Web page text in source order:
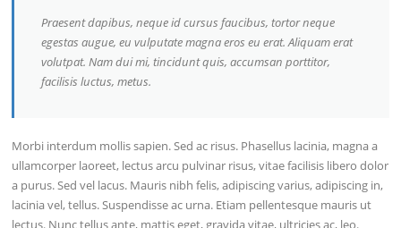
Praesent dapibus, neque id cursus faucibus, tortor neque
egestas augue, eu vulputate magna eros eu erat. Aliquam erat
volutpat. Nam dui mi, tincidunt quis, accumsan porttitor,
facilisis luctus, metus.
Morbi interdum mollis sapien. Sed ac risus. Phasellus lacinia, magna a
ullamcorper laoreet, lectus arcu pulvinar risus, vitae facilisis libero dolor
a purus. Sed vel lacus. Mauris nibh felis, adipiscing varius, adipiscing in,
lacinia vel, tellus. Suspendisse ac urna. Etiam pellentesque mauris ut
lectus. Nunc tellus ante, mattis eget, gravida vitae, ultricies ac, leo.